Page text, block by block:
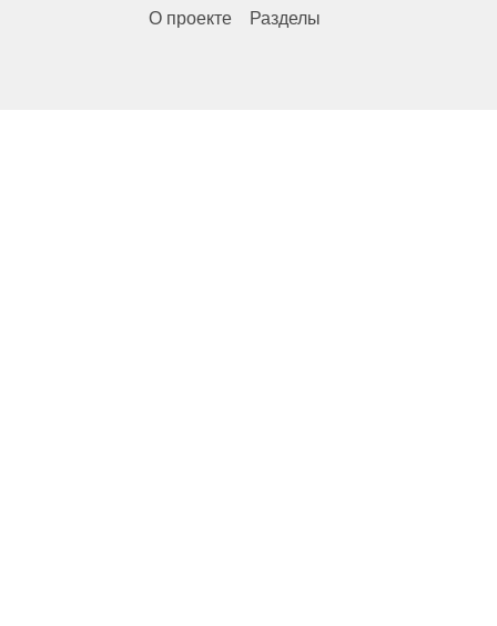
О проекте Разделы